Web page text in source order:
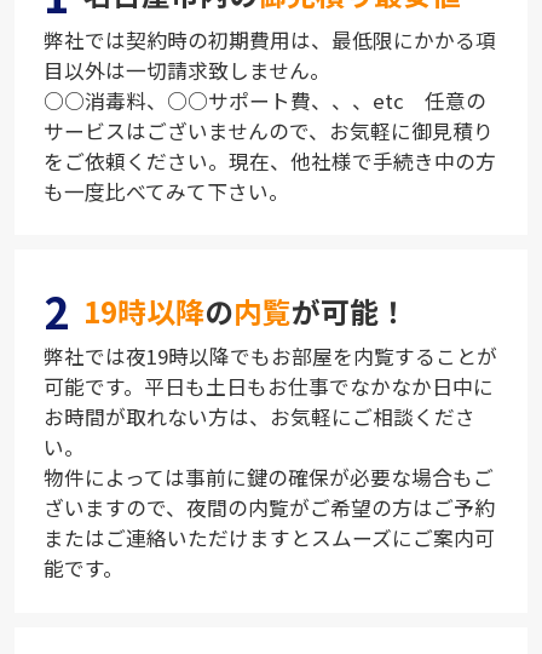
弊社では契約時の初期費用は、最低限にかかる項
目以外は一切請求致しません。
○○消毒料、○○サポート費、、、etc 任意の
サービスはございませんので、お気軽に御見積り
をご依頼ください。現在、他社様で手続き中の方
も一度比べてみて下さい。
2 19時以降の内覧が可能！
弊社では夜19時以降でもお部屋を内覧することが
可能です。平日も土日もお仕事でなかなか日中に
お時間が取れない方は、お気軽にご相談くださ
い。
物件によっては事前に鍵の確保が必要な場合もご
ざいますので、夜間の内覧がご希望の方はご予約
またはご連絡いただけますとスムーズにご案内可
能です。